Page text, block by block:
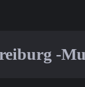
-